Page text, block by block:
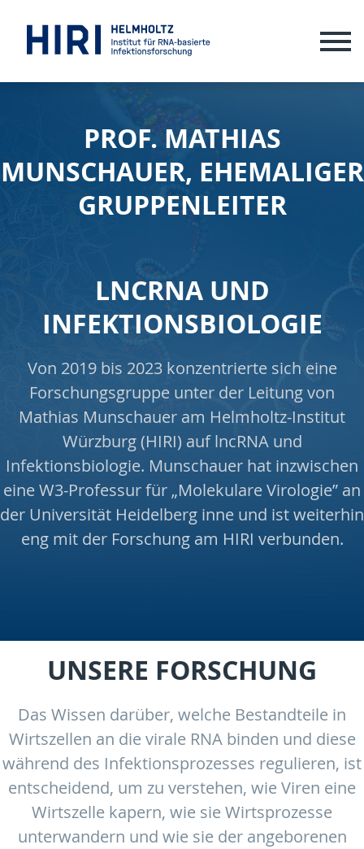
PROF. MATHIAS
MUNSCHAUER, EHEMALIGER
GRUPPENLEITER
LNCRNA UND
INFEKTIONSBIOLOGIE
Von 2019 bis 2023 konzentrierte sich eine
Forschungsgruppe unter der Leitung von
Mathias Munschauer am Helmholtz-Institut
Würzburg (HIRI) auf lncRNA und
Infektionsbiologie. Munschauer hat inzwischen
eine W3-Professur für „Molekulare Virologie” an
der Universität Heidelberg inne und ist weiterhin
eng mit der Forschung am HIRI verbunden.
UNSERE FORSCHUNG
Das Wissen darüber, welche Bestandteile in
Wirtszellen an die virale RNA binden und diese
während des Infektionsprozesses regulieren, ist
entscheidend, um zu verstehen, wie Viren eine
Wirtszelle kapern, wie sie Wirtsprozesse
unterwandern und wie sie der angeborenen